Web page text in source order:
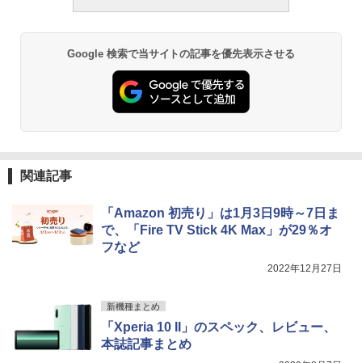
Google 検索で当サイトの記事を優先表示させる
関連記事
「Amazon 初売り」は1月3日9時～7日ま
で、「Fire TV Stick 4K Max」が29％オ
フなど
2022年12月27日
新機種まとめ
「Xperia 10 II」のスペック、レビュー、
本誌記事まとめ